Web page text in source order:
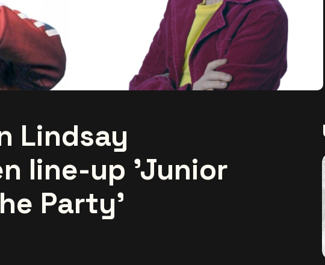
Lindsay
line-up 'Junior
Party'